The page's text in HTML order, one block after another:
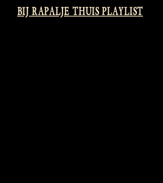
BIJ RAPALJE THUIS PLAYLIST